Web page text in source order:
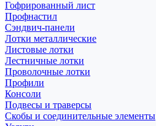
Гофрированный лист
Профнастил
Сэндвич-панели
Лотки металлические
Листовые лотки
Лестничные лотки
Проволочные лотки
Профили
Консоли
Подвесы и траверсы
Скобы и соединительные элементы